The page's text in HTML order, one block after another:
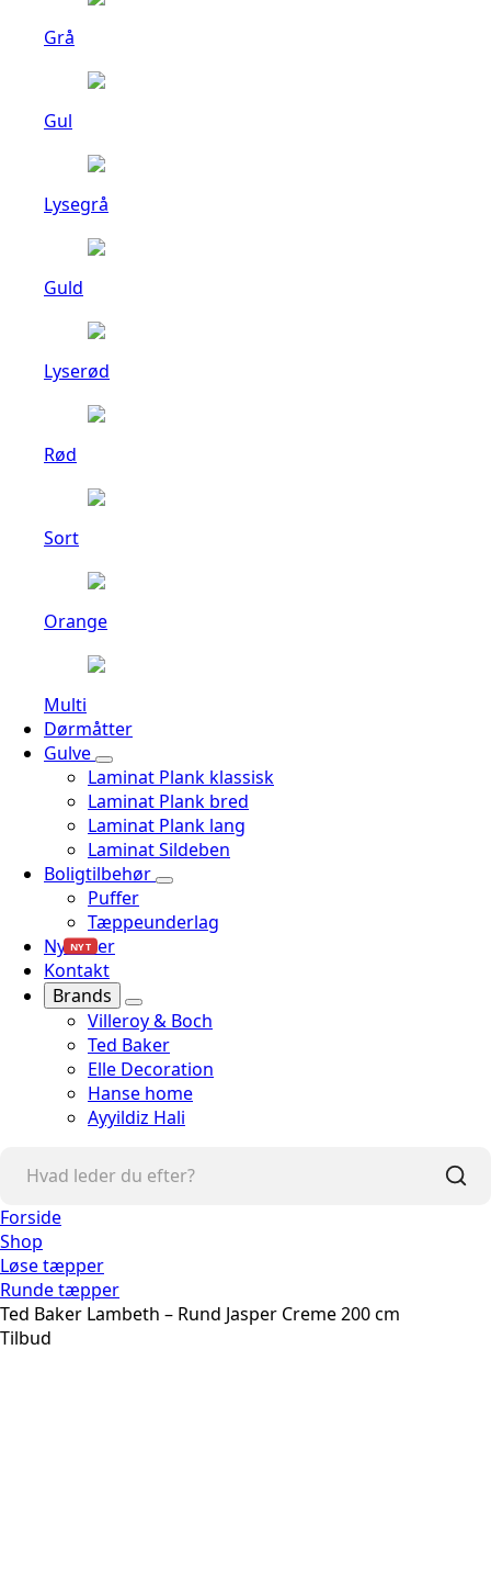
Grå
Gul
Lysegrå
Guld
Lyserød
Rød
Sort
Orange
Multi
Dørmåtter
Gulve
Laminat Plank klassisk
Laminat Plank bred
Laminat Plank lang
Laminat Sildeben
Boligtilbehør
Puffer
Tæppeunderlag
Nyheder
NYT
Kontakt
Brands
Villeroy & Boch
Ted Baker
Elle Decoration
Hanse home
Ayyildiz Hali
Forside
Shop
Løse tæpper
Runde tæpper
Ted Baker Lambeth – Rund Jasper Creme 200 cm
Tilbud